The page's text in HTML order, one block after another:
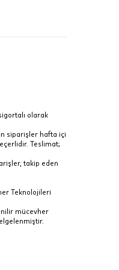
olarak
siparişler hafta içi
Teslimat;
takip eden
Teknolojileri
mücevher
siparişlerinizi